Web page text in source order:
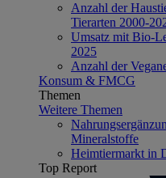
Anzahl der
Tierarten 2000-
Umsatz mit Bio-
2025
Anzahl der
Konsum & FMCG
Themen
Weitere Themen
Mineralstoffe
Heimtiermarkt in
Top Report